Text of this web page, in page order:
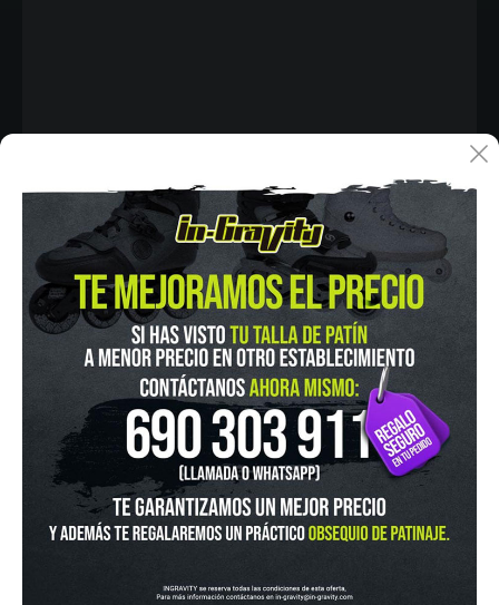
Tel.:915 524 553
in-gravity@in-gravity.com
HORARIO
Lunes a Viernes de 12:00 - 20:30
Sabado De 10:00 - 20:30
Domingo 10:00-15:00